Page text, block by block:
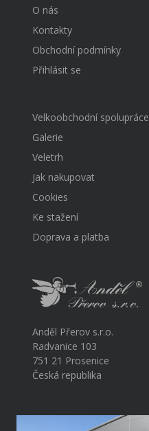
O nás
Kontakty
Obchodní podmínky
Přihlásit se
Velkoobchodní spolupráce
Galerie
Veletrh
Jak nakupovat
Cookies
Ke stažení
Doprava a platba
Anděl Přerov s.r.o.
Radvanice 103
751 21 Prosenice
Česká republika